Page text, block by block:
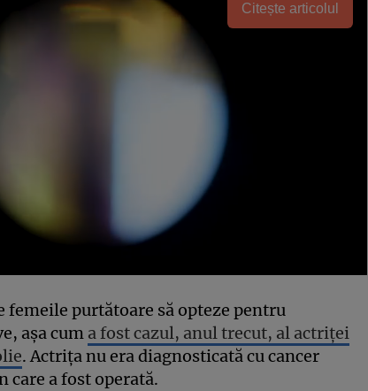
Citește articolul
femeile purtătoare să opteze pentru
aşa cum a fost cazul, anul trecut, al actriţei
. Actriţa nu era diagnosticată cu cancer
a fost operată.